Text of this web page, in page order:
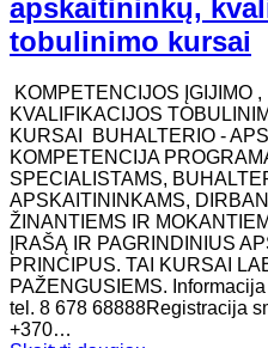
apskaitininkų,
tobulinimo kursai
KOMPETENCIJOS ĮGIJIMO ,
KVALIFIKACIJOS
KURSAI BUHALTERIO -
KOMPETENCIJA
SPECIALISTAMS,
APSKAITININKAMS,
ŽINANTIEMS IR
ĮRAŠĄ IR PAGRINDINIUS
PRINCIPUS. TAI KURSAI
PAŽENGUSIEMS.
tel. 8 678 68888Registracija
+370…